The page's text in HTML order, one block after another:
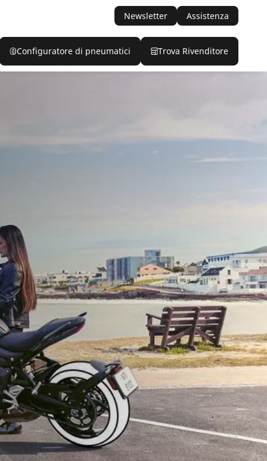
Newsletter Assistenza
Configuratore di pneumatici Trova Rivenditore